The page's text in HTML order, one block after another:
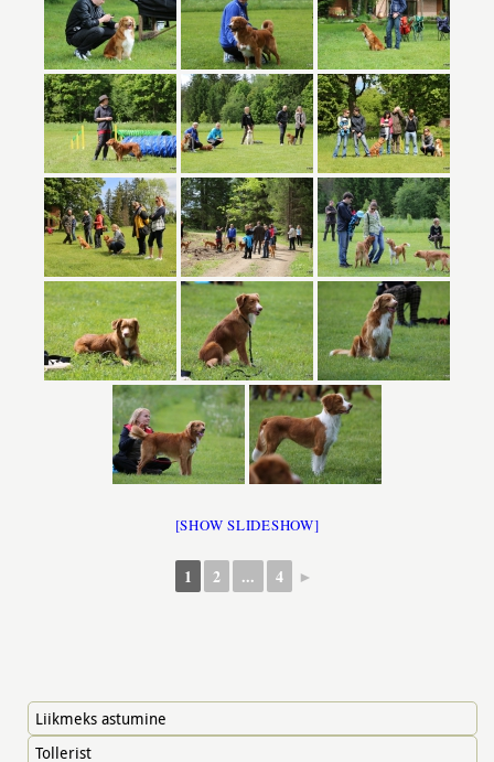
[SHOW SLIDESHOW]
1 2 ... 4 ►
Liikmeks astumine
Tollerist